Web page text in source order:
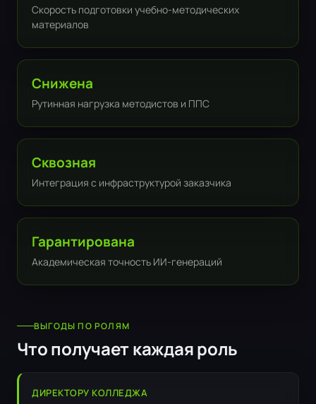
Скорость подготовки учебно-методических
материалов
Снижена
Рутинная нагрузка методистов и ППС
Сквозная
Интеграция с инфраструктурой заказчика
Гарантирована
Академическая точность ИИ-генераций
ВЫГОДЫ ПО РОЛЯМ
Что получает каждая роль
ДИРЕКТОРУ КОЛЛЕДЖА